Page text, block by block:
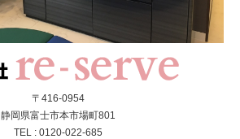
〒416-0954
静岡県富士市本市場町801
TEL : 0120-022-685